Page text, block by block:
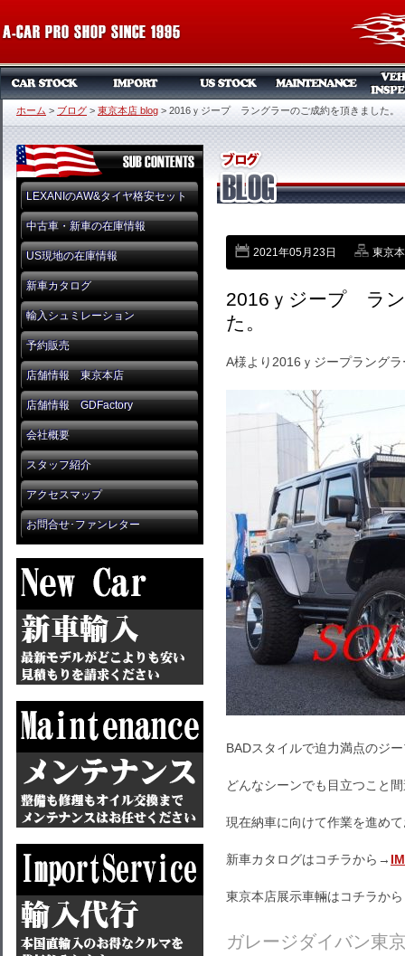
ホーム > ブログ > 東京本店 blog > 2016ｙジープ ラングラーのご成約を頂きました。
LEXANIのAW&タイヤ格安セット
中古車・新車の在庫情報
US現地の在庫情報
新車カタログ
輸入シュミレーション
予約販売
店舗情報 東京本店
店舗情報 GDFactory
会社概要
スタッフ紹介
アクセスマップ
お問合せ･ファンレター
2021年05月23日 東京
2016ｙジープ ラ
た。
A様より2016ｙジープラング
BADスタイルで迫力満点のジ
どんなシーンでも目立つこと
現在納車に向けて作業を進め
新車カタログはコチラから→
東京本店展示車輛はコチラか
ガレージダイバン東